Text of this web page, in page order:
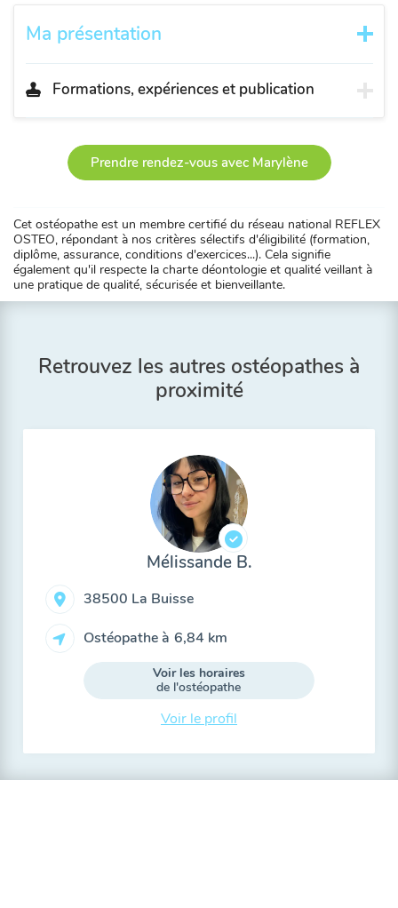
Ma présentation
Formations, expériences et publication
Prendre rendez-vous avec Marylène
Cet ostéopathe est un membre certifié du réseau national REFLEX
OSTEO, répondant à nos critères sélectifs d'éligibilité (formation,
diplôme, assurance, conditions d'exercices...). Cela signifie
également qu'il respecte la charte déontologie et qualité veillant à
une pratique de qualité, sécurisée et bienveillante.
Retrouvez les autres ostéopathes à
proximité
Mélissande B.
38500 La Buisse
Ostéopathe à 6,84 km
Voir les horaires
de l'ostéopathe
Voir le profil